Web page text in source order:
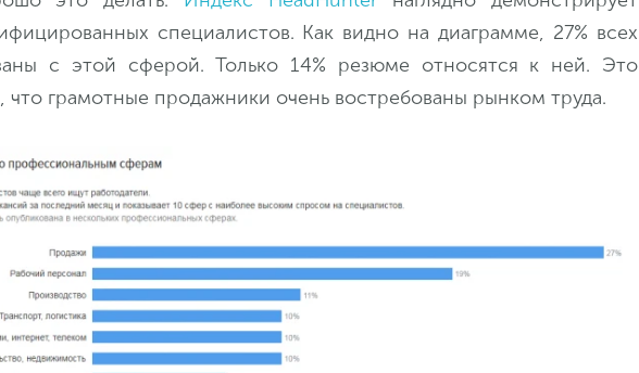
специалистов. Как видно на диаграмме, 27% всех
с этой сферой. Только 14% резюме относятся к ней. Это
что грамотные продажники очень востребованы рынком труда.